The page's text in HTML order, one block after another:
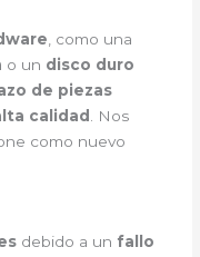
, como una
o un disco duro
de piezas
calidad . Nos
como nuevo
debido a un fallo